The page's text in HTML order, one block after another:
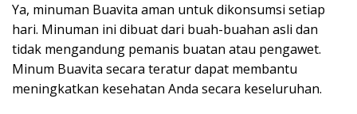
Ya, minuman Buavita aman untuk dikonsumsi setiap
hari. Minuman ini dibuat dari buah-buahan asli dan
tidak mengandung pemanis buatan atau pengawet.
Minum Buavita secara teratur dapat membantu
meningkatkan kesehatan Anda secara keseluruhan.